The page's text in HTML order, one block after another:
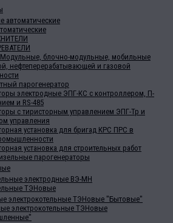
автоматические
блочно-модульные, мобильные
нефтеперерабатывающей и газовой
парогенератор
электродные ЭПГ-КС с контроллером, П-
и RS-485
с тиристорным управлением ЭПГ-Тр и
управления
установка для бригад КРС ПРС в
установка для строительных работ
парогенераторы
электродные ВЭ-МН
ТЭНовые
электрокотельные ТЭНовые "Бытовые"
электрокотельные ТЭНовые